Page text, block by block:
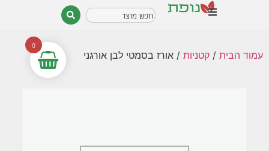
עמוד הבית / קטניות / אורז בסמטי לבן אורגני
0